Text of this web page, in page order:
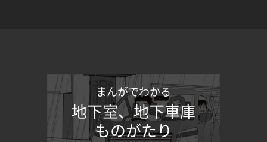
まんがでわかる
地下室、地下車庫
ものがたり